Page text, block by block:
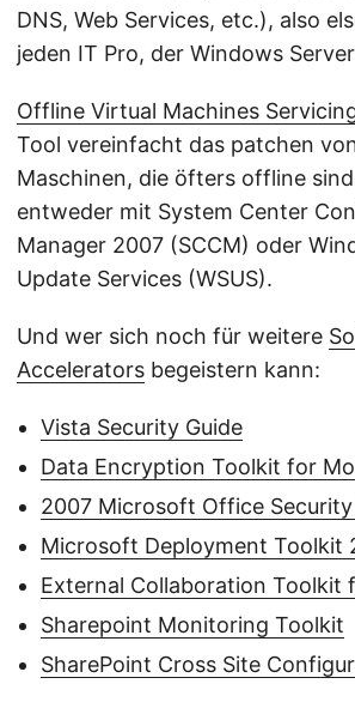
DNS, Web Services, etc.), also
jeden IT Pro, der Windows
Offline Virtual Machines
Tool vereinfacht das patchen
Maschinen, die öfters offline
entweder mit System Center
Manager 2007 (SCCM) oder
Update Services (WSUS).
Und wer sich noch für weitere
Accelerators begeistern kann:
Vista Security Guide
Data Encryption Toolkit for
2007 Microsoft Office Security
Microsoft Deployment Toolkit
External Collaboration Toolkit
Sharepoint Monitoring Toolkit
SharePoint Cross Site